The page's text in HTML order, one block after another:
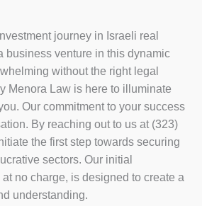
journey in Israeli real
business venture in this dynamic
without the right legal
Menora Law is here to illuminate
Our commitment to your success
By reaching out to us at (323)
the first step towards securing
sectors. Our initial
no charge, is designed to create a
understanding.